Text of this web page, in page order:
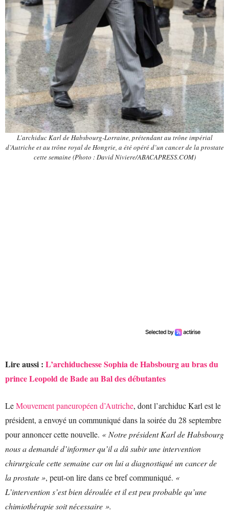
L’archiduc Karl de Habsbourg-Lorraine, prétendant au trône impérial
d’Autriche et au trône royal de Hongrie, a été opéré d’un cancer de la prostate
cette semaine (Photo : David Niviere/ABACAPRESS.COM)
Lire aussi : L’archiduchesse Sophia de Habsbourg au bras du
prince Leopold de Bade au Bal des débutantes
LeMouvement paneuropéen d’Autriche, dont l’archiduc Karl est le
président, a envoyé un communiqué dans la soirée du 28 septembre
pour annoncer cette nouvelle. « Notre président Karl de Habsbourg
nous a demandé d’informer qu’il a dû subir une intervention
chirurgicale cette semaine car on lui a diagnostiqué un cancer de
la prostate », peut-on lire dans ce bref communiqué. «
L’intervention s’est bien déroulée et il est peu probable qu’une
chimiothérapie soit nécessaire ».